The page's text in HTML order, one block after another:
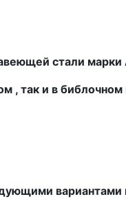
стали марки
, так и в библочном